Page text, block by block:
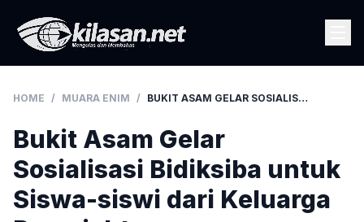
HOME / MUARA ENIM / BUKIT ASAM GELAR SOSIALISASI BIDIKSIBA UNTUK SISWA-SISWI DARI KELUARGA PRASEJAHTERA
Bukit Asam Gelar
Sosialisasi Bidiksiba untuk
Siswa-siswi dari Keluarga